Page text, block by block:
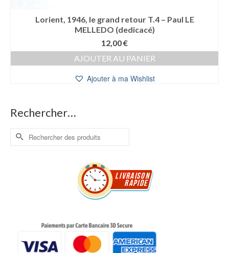
Lorient, 1946, le grand retour T.4 – Paul LE
MELLEDO (dedicacé)
12,00€
AJOUTER AU PANIER
Ajouter à ma Wishlist
Rechercher…
Rechercher :